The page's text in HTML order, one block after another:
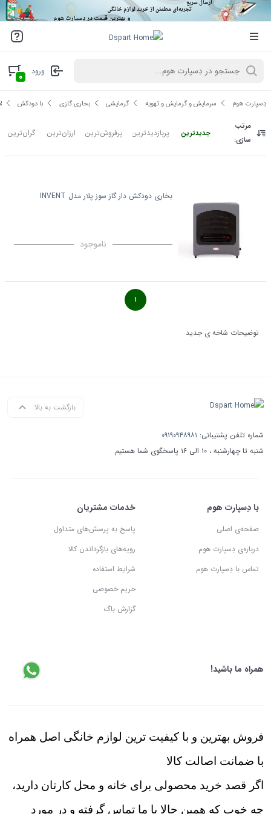
ورود ۰
دِسپارت هوم سرمایش و گرمایش و تهویه گرمایشی بخاری گازی با دودکش
مرتب
سازی:
جدیدترین پربازدیدترین پرفروش‌ترین ارزان‌ترین گران‌ترین
بخاری دودکش دار گاز سوز پلار مدل INVENT
ناموجود
۱
توضیحات شاخه ی جدید
بازگشت به بالا
شماره تلفن پشتیبانی: ۰۹۱۹۰۹۴۸۹۸۱
شنبه تا چهارشنبه ، ۱۰ الی ۱۶ پاسخگوی شما هستیم
با دِسپارت هوم
صفحه‌ی اصلی
درباره‌ی دِسپارت هوم
تماس با دِسپارت هوم
خدمات مشتریان
پاسخ به پرسش‌های متداول
رویه‌های بازگرداندن کالا
شرایط استفاده
حریم خصوصی
گزارش باگ
همراه ما باشید!
فروش بهترین و با کیفیت ترین لوازم خانگی اصل همراه
با ضمانت اصالت کالا
اگر قصد خرید محصولی برای خانه و محل کارتان دارید،
چه خوب که همین حالا با ما تماس گرفته و در مورد